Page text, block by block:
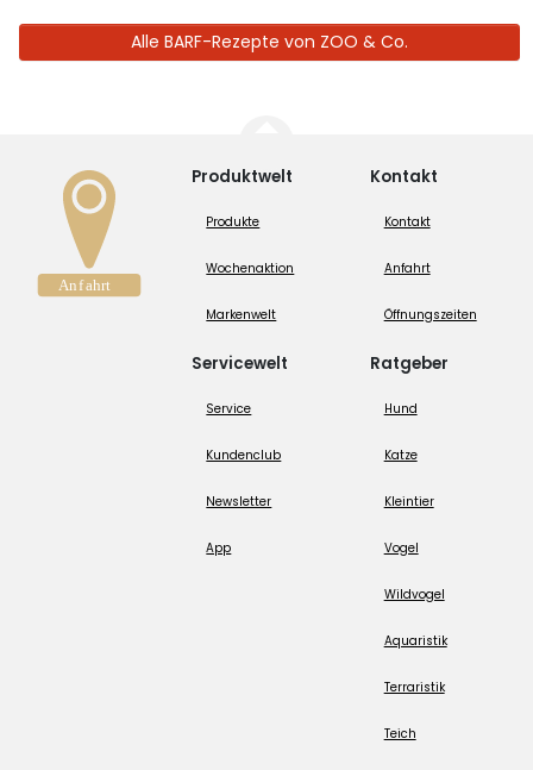
Alle BARF-Rezepte von ZOO & Co.
Produktwelt
Produkte
Wochenaktion
Markenwelt
Servicewelt
Service
Kundenclub
Newsletter
App
Kontakt
Kontakt
Anfahrt
Öffnungszeiten
Ratgeber
Hund
Katze
Kleintier
Vogel
Wildvogel
Aquaristik
Terraristik
Teich